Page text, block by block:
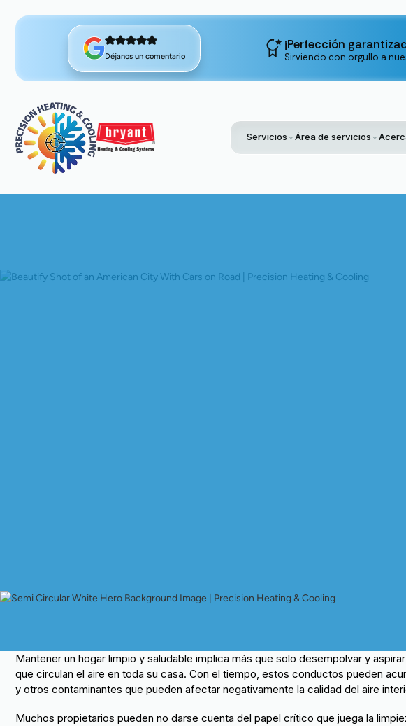
Déjanos un comentario
¡Perfección
Sirviendo con orgullo a
Servicios Área de servicios
Home Blog La Importancia De La
Mantener un hogar limpio y saludable implica más que solo desempolvar y
que circulan el aire en toda su casa. Con el tiempo, estos conductos pueden
y otros contaminantes que pueden afectar negativamente la calidad del aire
Muchos propietarios pueden no darse cuenta del papel crítico que juega la